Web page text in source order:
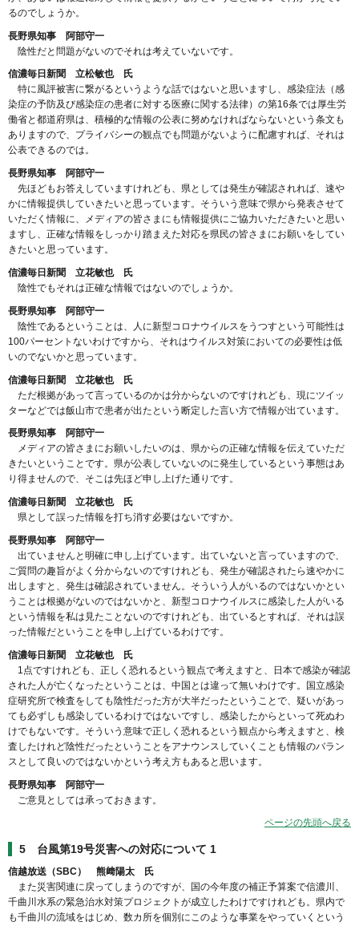
るのでしょうか。
長野県知事 阿部守一
陰性だと問題がないのでそれは考えていないです。
信濃毎日新聞 立松敏也 氏
特に風評被害に繋がるというような話ではないと思いますし、感染症法（感
染症の予防及び感染症の患者に対する医療に関する法律）の第16条では厚生労
働省と都道府県は、積極的な情報の公表に努めなければならないという条文も
ありますので、プライバシーの観点でも問題がないように配慮すれば、それは
公表できるのでは。
長野県知事 阿部守一
先ほどもお答えしていますけれども、県としては発生が確認されれば、速や
かに情報提供していきたいと思っています。そういう意味で県から発表させて
いただく情報に、メディアの皆さまにも情報提供にご協力いただきたいと思い
ますし、正確な情報をしっかり踏まえた対応を県民の皆さまにお願いをしてい
きたいと思っています。
信濃毎日新聞 立花敏也 氏
陰性でもそれは正確な情報ではないのでしょうか。
長野県知事 阿部守一
陰性であるということは、人に新型コロナウイルスをうつすという可能性は
100パーセントないわけですから、それはウイルス対策においての必要性は低
いのでないかと思っています。
信濃毎日新聞 立花敏也 氏
ただ根拠があって言っているのかは分からないのですけれども、現にツイッ
ターなどでは飯山市で患者が出たという断定した言い方で情報が出ています。
長野県知事 阿部守一
メディアの皆さまにお願いしたいのは、県からの正確な情報を伝えていただ
きたいということです。県が公表していないのに発生しているという事態はあ
り得ませんので、そこは先ほど申し上げた通りです。
信濃毎日新聞 立花敏也 氏
県として誤った情報を打ち消す必要はないですか。
長野県知事 阿部守一
出ていませんと明確に申し上げています。出ていないと言っていますので、
ご質問の趣旨がよく分からないのですけれども、発生が確認されたら速やかに
出しますと、発生は確認されていません。そういう人がいるのではないかとい
うことは根拠がないのではないかと、新型コロナウイルスに感染した人がいる
という情報を私は見たことないのですけれども、出ているとすれば、それは誤
った情報だということを申し上げているわけです。
信濃毎日新聞 立花敏也 氏
1点ですけれども、正しく恐れるという観点で考えますと、日本で感染が確認
された人が亡くなったということは、中国とは違って無いわけです。国立感染
症研究所で検査をしても陰性だった方が大半だったということで、疑いがあっ
ても必ずしも感染しているわけではないですし、感染したからといって死ぬわ
けでもないです。そういう意味で正しく恐れるという観点から考えますと、検
査したけれど陰性だったということをアナウンスしていくことも情報のバラン
スとして良いのではないかという考え方もあると思います。
長野県知事 阿部守一
ご意見としては承っておきます。
ページの先頭へ戻る
5 台風第19号災害への対応について 1
信越放送（SBC） 熊﨑陽太 氏
また災害関連に戻ってしまうのですが、国の今年度の補正予算案で信濃川、
千曲川水系の緊急治水対策プロジェクトが成立したわけですけれども。県内で
も千曲川の流域をはじめ、数カ所を個別にこのような事業をやっていくという